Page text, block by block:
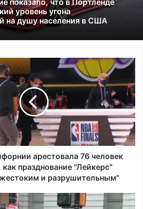
показало, что в Портленде
уровень угона
на душу населения в США
огромный избыток сыра
арестовала 76 человек
как празднование "Лейкерс"
и разрушительным"